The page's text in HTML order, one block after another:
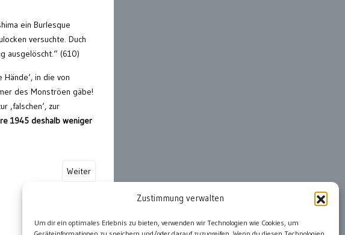
Zustimmung verwalten
Um dir ein optimales Erlebnis zu bieten, verwenden wir Technologien wie Cookies, um
ein Burlesque
versuchte. Duch
ausgelöscht.“ (610)
in die von
des Monströen gäbe!
‚falschen‘, zur
1945 deshalb weniger
Weiter